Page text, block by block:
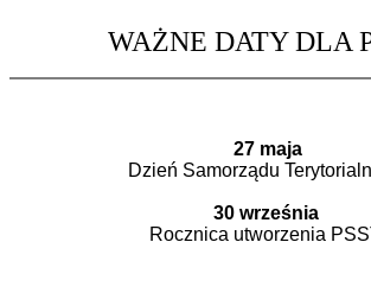
WAŻNE DATY DLA
27 maja
Dzień Samorządu
30 września
Rocznica utworzenia